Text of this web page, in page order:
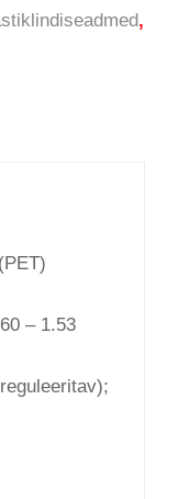
,
– 1.53